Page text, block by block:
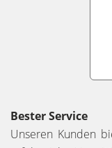
Bester Service
Unseren Kunden